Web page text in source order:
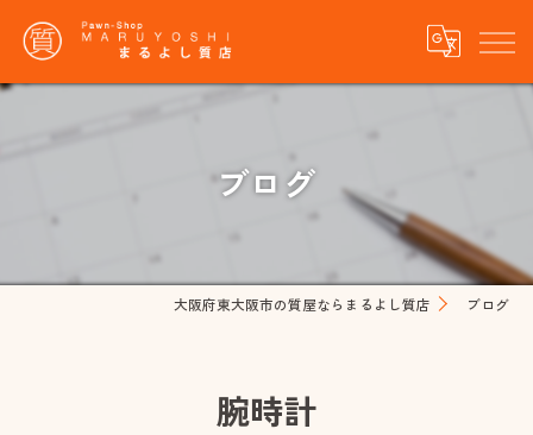
ブログ
大阪府東大阪市の質屋ならまるよし質店 ブログ
腕時計